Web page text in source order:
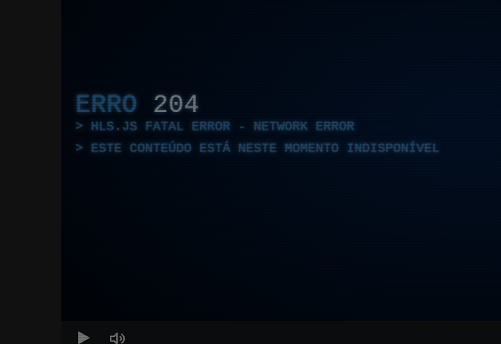
ERRO 204
HLS.JS FATAL ERROR - NETWORK ERROR
ESTE CONTEÚDO ESTÁ NESTE MOMENTO INDISPONÍVEL